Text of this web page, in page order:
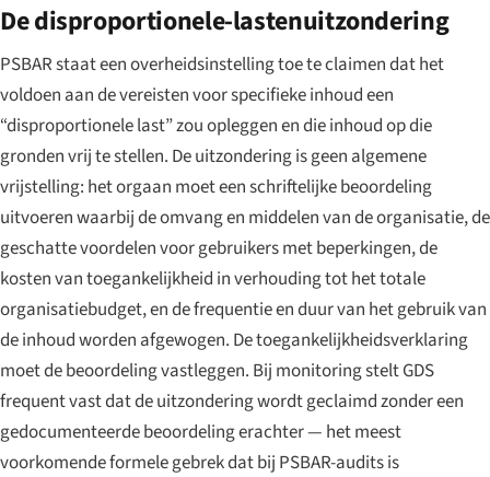
De disproportionele-lastenuitzondering
PSBAR staat een overheidsinstelling toe te claimen dat het
voldoen aan de vereisten voor specifieke inhoud een
“disproportionele last” zou opleggen en die inhoud op die
gronden vrij te stellen. De uitzondering is geen algemene
vrijstelling: het orgaan moet een schriftelijke beoordeling
uitvoeren waarbij de omvang en middelen van de organisatie, de
geschatte voordelen voor gebruikers met beperkingen, de
kosten van toegankelijkheid in verhouding tot het totale
organisatiebudget, en de frequentie en duur van het gebruik van
de inhoud worden afgewogen. De toegankelijkheidsverklaring
moet de beoordeling vastleggen. Bij monitoring stelt GDS
frequent vast dat de uitzondering wordt geclaimd zonder een
gedocumenteerde beoordeling erachter — het meest
voorkomende formele gebrek dat bij PSBAR-audits is